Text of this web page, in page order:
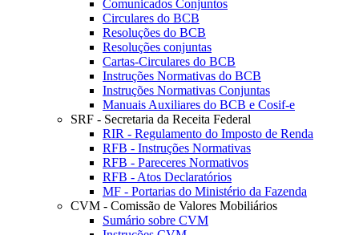
Comunicados Conjuntos
Circulares do BCB
Resoluções do BCB
Resoluções conjuntas
Cartas-Circulares do BCB
Instruções Normativas do BCB
Instruções Normativas Conjuntas
Manuais Auxiliares do BCB e Cosif-e
SRF - Secretaria da Receita Federal
RIR - Regulamento do Imposto de Renda
RFB - Instruções Normativas
RFB - Pareceres Normativos
RFB - Atos Declaratórios
MF - Portarias do Ministério da Fazenda
CVM - Comissão de Valores Mobiliários
Sumário sobre CVM